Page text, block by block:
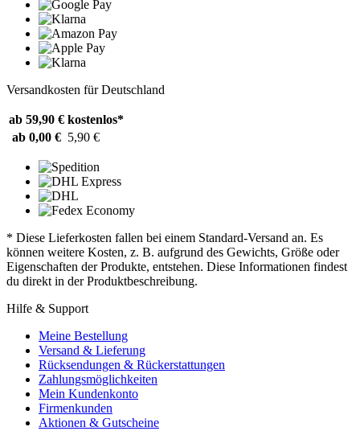
Versandkosten für Deutschland
ab 59,90 € kostenlos*
ab 0,00 € 5,90 €
* Diese Lieferkosten fallen bei einem Standard-Versand an. Es
können weitere Kosten, z. B. aufgrund des Gewichts, Größe oder
Eigenschaften der Produkte, entstehen. Diese Informationen findest
du direkt in der Produktbeschreibung.
Hilfe & Support
Meine Bestellung
Versand & Lieferung
Rücksendungen & Rückerstattungen
Zahlungsmöglichkeiten
Mein Kundenkonto
Firmenkunden
Aktionen & Gutscheine